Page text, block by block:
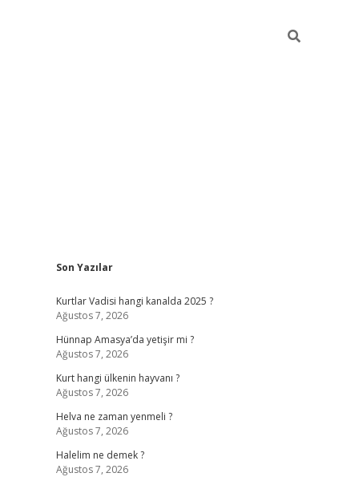
Sidebar
Son Yazılar
Kurtlar Vadisi hangi kanalda 2025 ?
Ağustos 7, 2026
Hünnap Amasya’da yetişir mi ?
Ağustos 7, 2026
Kurt hangi ülkenin hayvanı ?
Ağustos 7, 2026
Helva ne zaman yenmeli ?
Ağustos 7, 2026
Halelim ne demek ?
Ağustos 7, 2026